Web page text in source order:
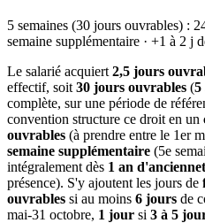
5 semaines (30 jours ouvrables) :
semaine supplémentaire · +1 à 2 j
Le salarié acquiert 2,5 jours
effectif, soit 30 jours ouvrables (5
complète, sur une période de
convention structure ce droit en un
ouvrables (à prendre entre le 1er
semaine supplémentaire (5e
intégralement dès 1 an
présence). S'y ajoutent les jours de
ouvrables si au moins 6 jours de
mai-31 octobre, 1 jour si 3 à 5